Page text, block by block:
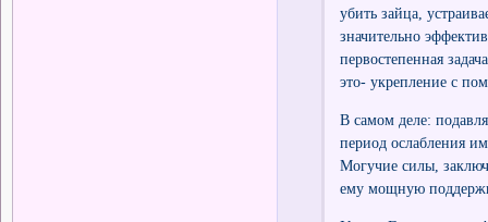
убить зайца,
значительно
первостепенная
это- укрепление с
В самом деле:
период ослабления
Могучие силы,
ему мощную